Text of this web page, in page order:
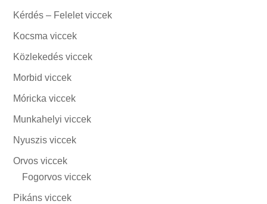
Kérdés – Felelet viccek
Kocsma viccek
Közlekedés viccek
Morbid viccek
Móricka viccek
Munkahelyi viccek
Nyuszis viccek
Orvos viccek
Fogorvos viccek
Pikáns viccek